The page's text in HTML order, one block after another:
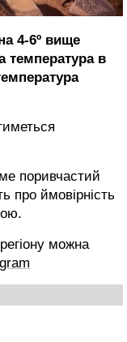
4-6º вище
температура в
поривчастий
про ймовірність
можна